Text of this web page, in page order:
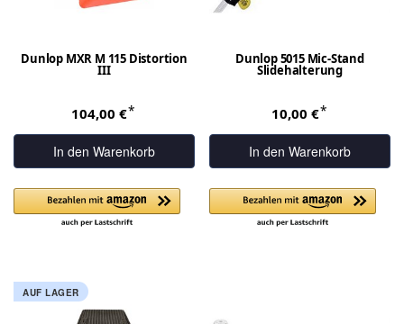
Dunlop MXR M 115 Distortion
III
104,00 €*
In den Warenkorb
Dunlop 5015 Mic-Stand
Slidehalterung
10,00 €*
In den Warenkorb
AUF LAGER